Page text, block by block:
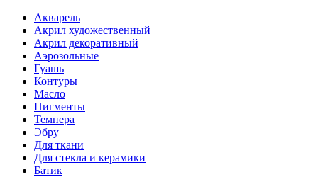
Акварель
Акрил художественный
Акрил декоративный
Аэрозольные
Гуашь
Контуры
Масло
Пигменты
Темпера
Эбру
Для ткани
Для стекла и керамики
Батик